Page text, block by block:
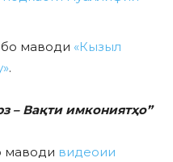
маводи «Кызыл
.
– Вақти имкониятҳо”
маводи видеоии